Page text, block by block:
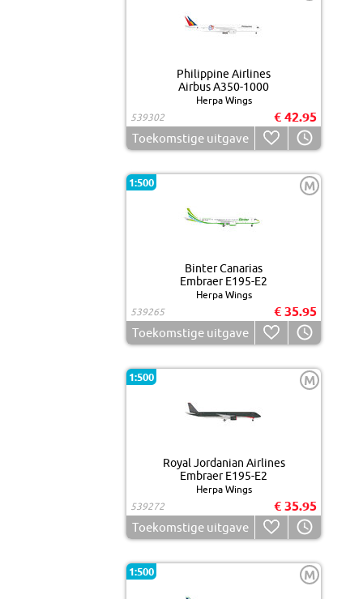
Philippine Airlines
Airbus A350-1000
Herpa Wings
539302
€ 42.95
Toekomstige uitgave
1:500 M
Binter Canarias
Embraer E195-E2
Herpa Wings
539265
€ 35.95
Toekomstige uitgave
1:500 M
Royal Jordanian Airlines
Embraer E195-E2
Herpa Wings
539272
€ 35.95
Toekomstige uitgave
1:500 M